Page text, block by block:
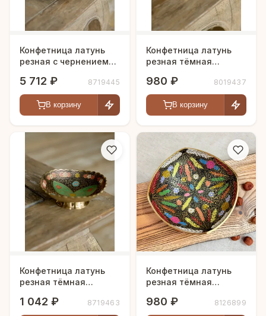
Конфетница латунь
резная с чернением
5 712 ₽ 8719445
В корзину
Конфетница латунь
резная тёмная
980 ₽ 8019437
В корзину
Конфетница латунь
резная тёмная
1 042 ₽ 8719463
Конфетница латунь
резная тёмная
980 ₽ 8126899